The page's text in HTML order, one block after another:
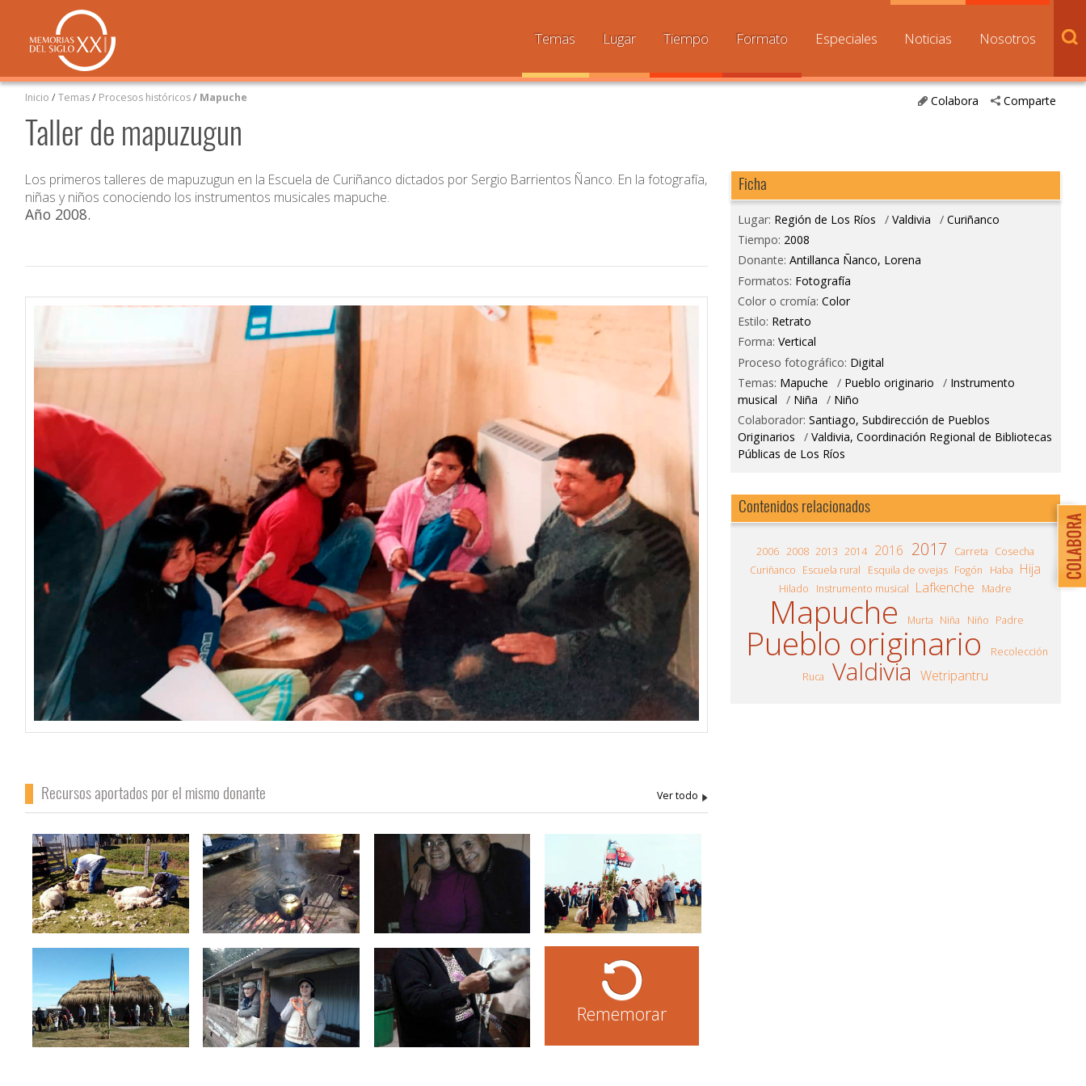
Temas Lugar Tiempo Formato Especiales Noticias Nosotros
Comparte
Colabora
Inicio /Temas/ Procesos históricos/ Mapuche
Taller de mapuzugun
Los primeros talleres de mapuzugun en la Escuela de Curiñanco dictados por Sergio Barrientos Ñanco. En la fotografía,
niñas y niños conociendo los instrumentos musicales mapuche.
Año 2008.
Recursos aportados por el mismo donante
Rememorar
Ficha
Lugar: Región de Los Ríos / Valdivia / Curiñanco
Tiempo: 2008
Donante: Antillanca Ñanco, Lorena
Formatos: Fotografía
Color o cromía: Color
Estilo: Retrato
Forma: Vertical
Proceso fotográfico: Digital
Temas: Mapuche / Pueblo originario / Instrumento
musical
/ Niña / Niño
Colaborador: Santiago, Subdirección de Pueblos
Originarios
/ Valdivia, Coordinación Regional de Bibliotecas
Públicas de Los Ríos
Contenidos relacionados
2006 2008 2013 2014 2016 2017 Carreta Cosecha
Curiñanco Escuela rural Esquila de ovejas Fogón Haba Hija
Hilado Instrumento musical Lafkenche Madre
Mapuche Murta Niña Niño Padre
Pueblo originario
Recolección
Ruca
Valdivia Wetripantru